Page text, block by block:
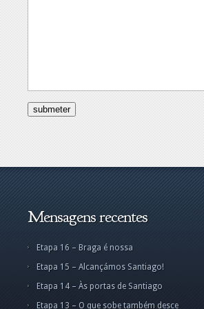
Mensagens recentes
Etapa 16 – Braga é nossa
Etapa 15 – Alcançámos Santiago!
Etapa 14 – Às portas de Santiago
Etapa 13 – O que sobe também desce